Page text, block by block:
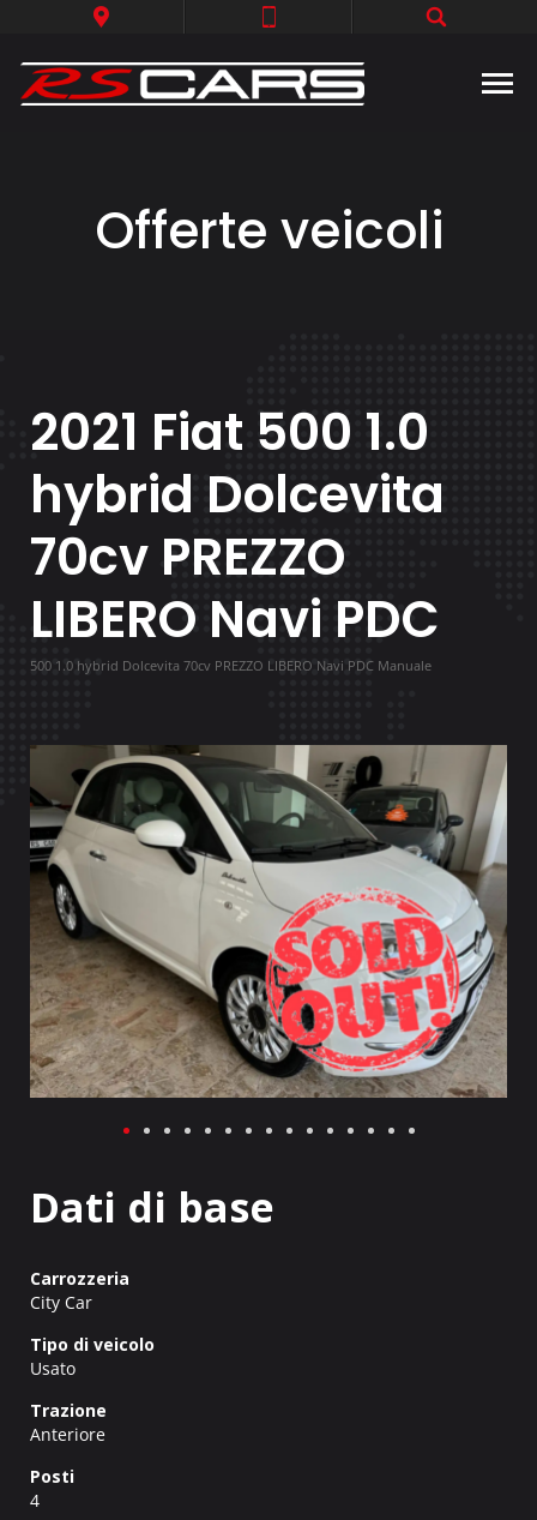
Offerte veicoli
2021 Fiat 500 1.0
hybrid Dolcevita
70cv PREZZO
LIBERO Navi PDC
500 1.0 hybrid Dolcevita 70cv PREZZO LIBERO Navi PDC Manuale
Dati di base
Carrozzeria
City Car
Tipo di veicolo
Usato
Trazione
Anteriore
Posti
4